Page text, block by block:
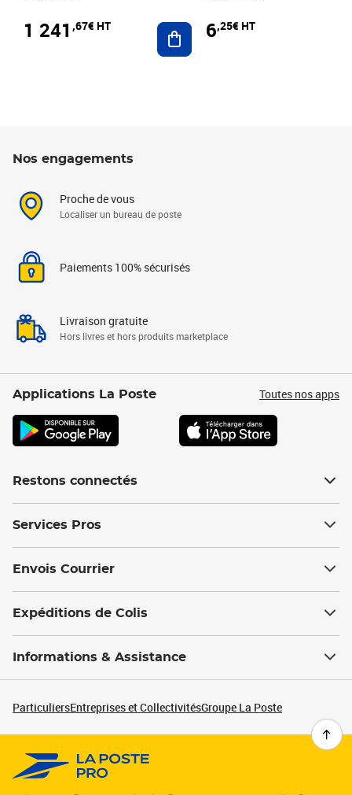
1 241 ,67€ HT Ajouter au panier
6,25€ HT
Nos engagements
Proche de vous
Localiser un bureau de poste
Paiements 100% sécurisés
Livraison gratuite
Hors livres et hors produits marketplace
Applications La Poste Toutes nos apps
Restons connectés
Services Pros
Envois Courrier
Expéditions de Colis
Informations & Assistance
ParticuliersEntreprises et CollectivitésGroupe La Poste